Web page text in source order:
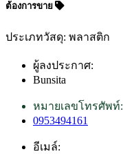
ต้องการขาย
ประเภทวัสดุ: พลาสติก
ผู้ลงประกาศ:
Bunsita
หมายเลขโทรศัพท์:
0953494161
อีเมล์: